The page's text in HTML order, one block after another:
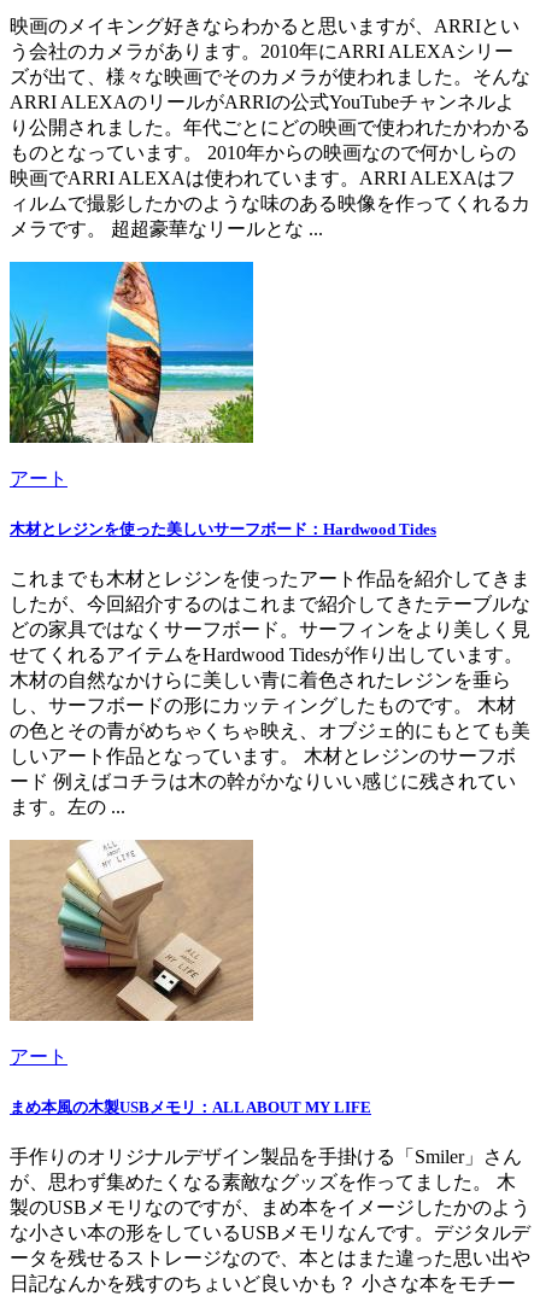
映画のメイキング好きならわかると思いますが、ARRIとい
う会社のカメラがあります。2010年にARRI ALEXAシリー
ズが出て、様々な映画でそのカメラが使われました。そんな
ARRI ALEXAのリールがARRIの公式YouTubeチャンネルよ
り公開されました。年代ごとにどの映画で使われたかわかる
ものとなっています。 2010年からの映画なので何かしらの
映画でARRI ALEXAは使われています。ARRI ALEXAはフ
ィルムで撮影したかのような味のある映像を作ってくれるカ
メラです。 超超豪華なリールとな ...
アート
木材とレジンを使った美しいサーフボード：Hardwood Tides
これまでも木材とレジンを使ったアート作品を紹介してきま
したが、今回紹介するのはこれまで紹介してきたテーブルな
どの家具ではなくサーフボード。サーフィンをより美しく見
せてくれるアイテムをHardwood Tidesが作り出しています。
木材の自然なかけらに美しい青に着色されたレジンを垂ら
し、サーフボードの形にカッティングしたものです。 木材
の色とその青がめちゃくちゃ映え、オブジェ的にもとても美
しいアート作品となっています。 木材とレジンのサーフボ
ード 例えばコチラは木の幹がかなりいい感じに残されてい
ます。左の ...
アート
まめ本風の木製USBメモリ：ALL ABOUT MY LIFE
手作りのオリジナルデザイン製品を手掛ける「Smiler」さん
が、思わず集めたくなる素敵なグッズを作ってました。 木
製のUSBメモリなのですが、まめ本をイメージしたかのよう
な小さい本の形をしているUSBメモリなんです。デジタルデ
ータを残せるストレージなので、本とはまた違った思い出や
日記なんかを残すのちょいど良いかも？ 小さな本をモチー